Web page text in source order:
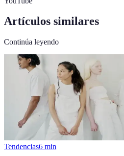
Artículos similares
Continúa leyendo
Tendencias6 min